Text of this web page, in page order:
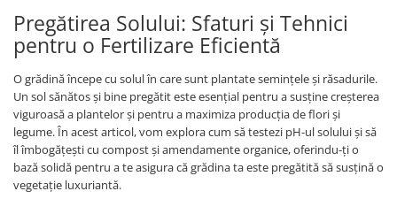
Pregătirea Solului: Sfaturi și Tehnici
pentru o Fertilizare Eficientă
O grădină începe cu solul în care sunt plantate semințele și răsadurile.
Un sol sănătos și bine pregătit este esențial pentru a susține creșterea
viguroasă a plantelor și pentru a maximiza producția de flori și
legume. În acest articol, vom explora cum să testezi pH-ul solului și să
îl îmbogățești cu compost și amendamente organice, oferindu-ți o
bază solidă pentru a te asigura că grădina ta este pregătită să susțină o
vegetație luxuriantă.